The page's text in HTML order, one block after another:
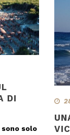
DI
sono solo